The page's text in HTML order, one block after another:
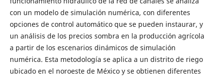
con un modelo de simulación numérica, con diferentes
opciones de control automático que se pueden instaurar, y
un análisis de los precios sombra en la producción agrícola
a partir de los escenarios dinámicos de simulación
numérica. Esta metodología se aplica a un distrito de riego
ubicado en el noroeste de México y se obtienen diferentes